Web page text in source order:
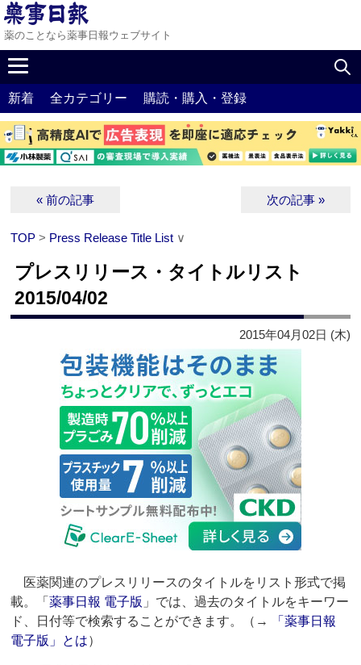
薬のことなら薬事日報ウェブサイト
新着 全カテゴリー 購読・購入・登録
« 前の記事 次の記事 »
TOP > Press Release Title List ∨
プレスリリース・タイトルリスト
2015/04/02
2015年04月02日 (木)
医薬関連のプレスリリースのタイトルをリスト形式で掲
載。「薬事日報 電子版 」では、過去のタイトルをキーワー
ド、日付等で検索することができます。（→
「薬事日報
電子版」とは）